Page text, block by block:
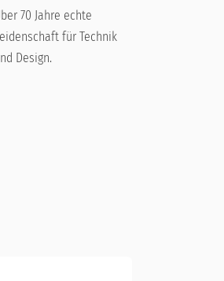
70 Jahre echte
für Technik
Design.